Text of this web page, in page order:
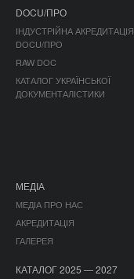
DOCU/ПРО
ІНДУСТРІЙНА АКРЕДИТАЦІЯ
DOCU/ПРО
RAW DOC
КАТАЛОГ УКРАЇНСЬКОЇ
ДОКУМЕНТАЛІСТИКИ
МЕДІА
МЕДІА ПРО НАС
АКРЕДИТАЦІЯ
ГАЛЕРЕЯ
КАТАЛОГ 2025 — 2027